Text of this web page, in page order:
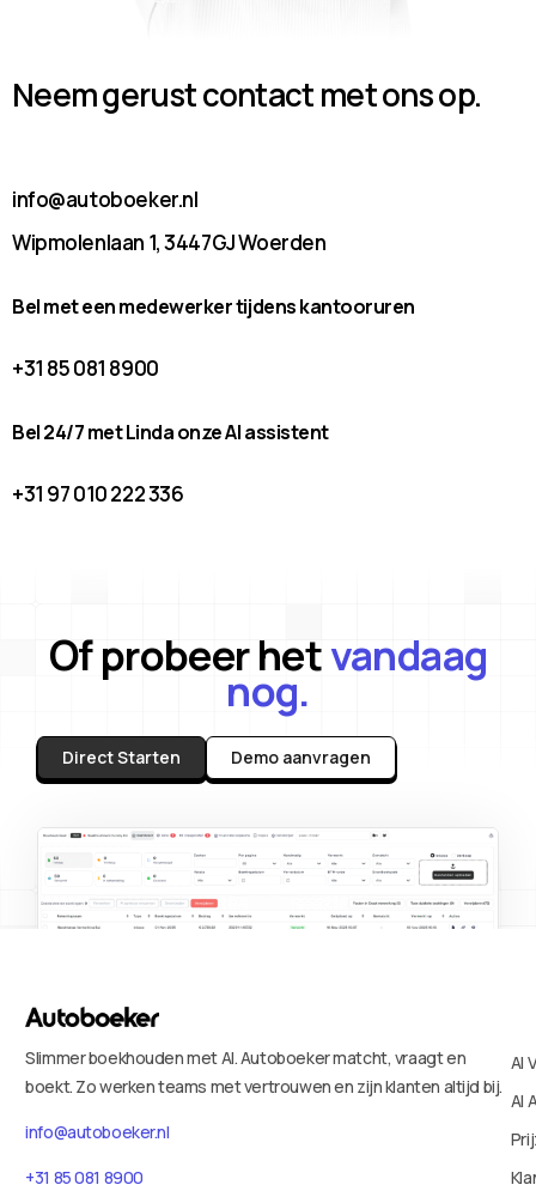
Neem gerust contact met ons op.
info@autoboeker.nl
Wipmolenlaan 1, 3447GJ Woerden
Bel met een medewerker tijdens kantooruren
+31 85 081 8900
Bel 24/7 met Linda onze AI assistent
+31 97 010 222 336
Of probeer hetvandaag
nog.
Direct Starten Demo aanvragen
Slimmer boekhouden met AI. Autoboeker matcht, vraagt en
boekt. Zo werken teams met vertrouwen en zijn klanten altijd bij.
info@autoboeker.nl
+31 85 081 8900
AI
AI